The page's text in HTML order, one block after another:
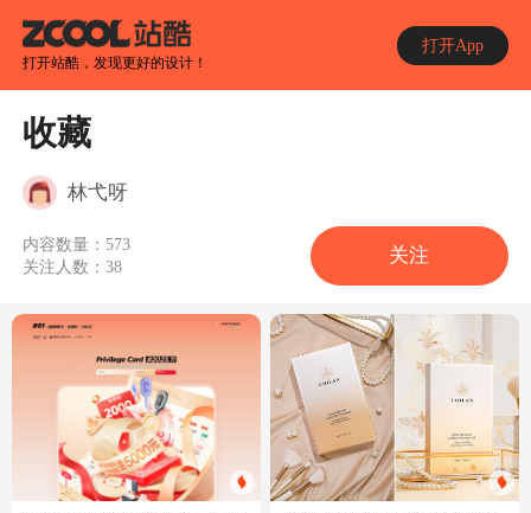
打开站酷，发现更好的设计！
打开App
收藏
林弋呀
内容数量： 573
关注人数：38
关注